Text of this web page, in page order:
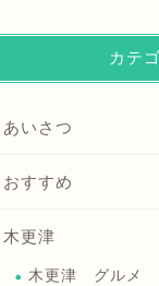
カテ
あいさつ
おすすめ
木更津
木更津 グルメ